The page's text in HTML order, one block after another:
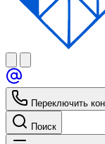
Переключить
Поиск